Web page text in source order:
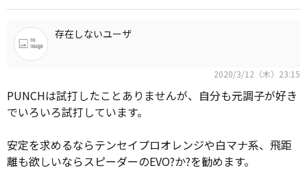
存在しないユーザ
2020/3/12（木）23:15
PUNCHは試打したことありませんが、自分も元調子が好き
でいろいろ試打しています。
安定を求めるならテンセイプロオレンジや白マナ系、飛距
離も欲しいならスピーダーのEVO?か?を勧めます。